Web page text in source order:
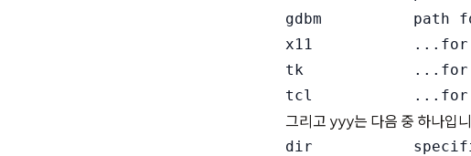
gdbm          path
x11           ...for
tk            ...for
그리고 yyy는 다음 중 하나입
dir